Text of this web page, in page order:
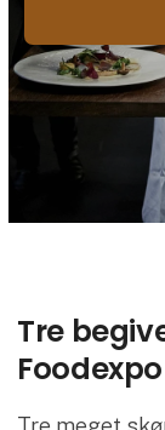
Tre
Foodexpo